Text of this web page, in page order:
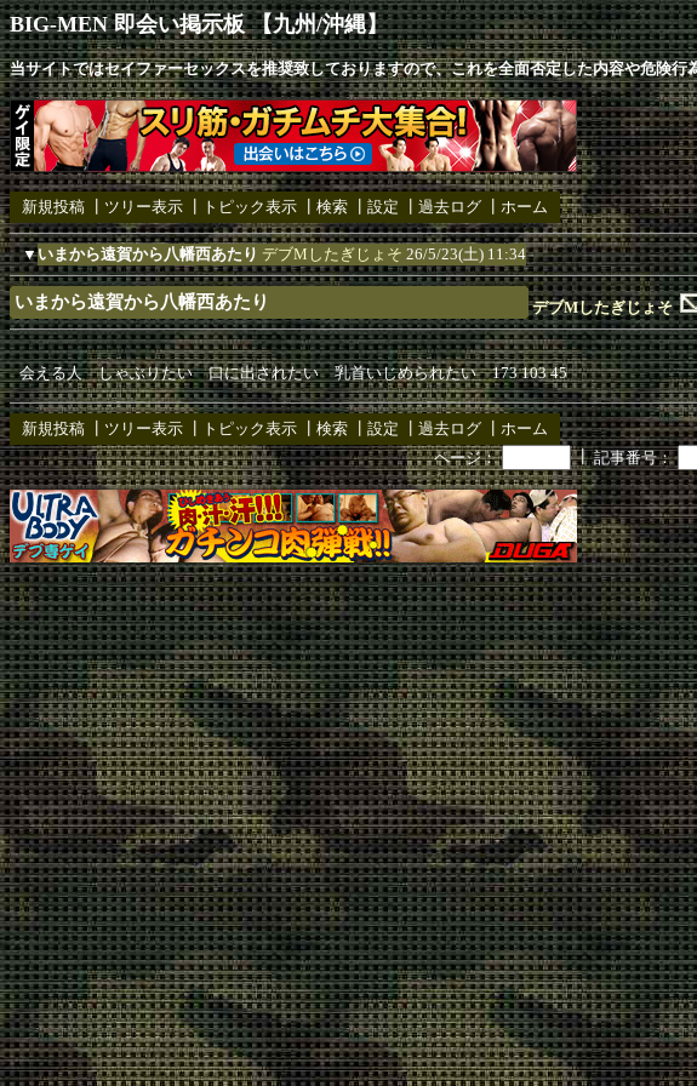
BIG-MEN 即会い掲示板 【九州/沖縄】
当サイトではセイファーセックスを推奨致しておりますので、これを全面否定した内容や危険
新規投稿 ツリー表示 トピック表示 検索 設定 過去ログ ホーム
▼いまから遠賀から八幡西あたり デブMしたぎじょそ 26/5/23(土) 11:34
いまから遠賀から八幡西あたり デブMしたぎじょそ
会える人 しゃぶりたい 口に出されたい 乳首いじめられたい 173 103 45
新規投稿 ツリー表示 トピック表示 検索 設定 過去ログ ホーム
ページ：
┃記事番号：